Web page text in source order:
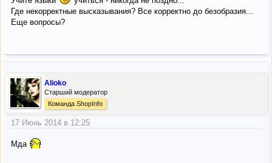
Где некорректные высказывания? Все корректно до безобразия...
Еще вопросы?
Alioko
Старший модератор
Команда ShopInfo
17 Июнь 2014 в 12:25
Мда